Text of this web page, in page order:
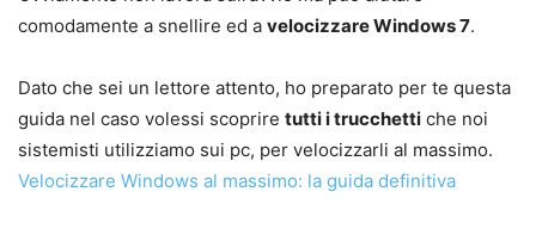
comodamente a snellire ed a velocizzare Windows 7.
Dato che sei un lettore attento, ho preparato per te questa
guida nel caso volessi scoprire tutti i trucchetti che noi
sistemisti utilizziamo sui pc, per velocizzarli al massimo.
Velocizzare Windows al massimo: la guida definitiva